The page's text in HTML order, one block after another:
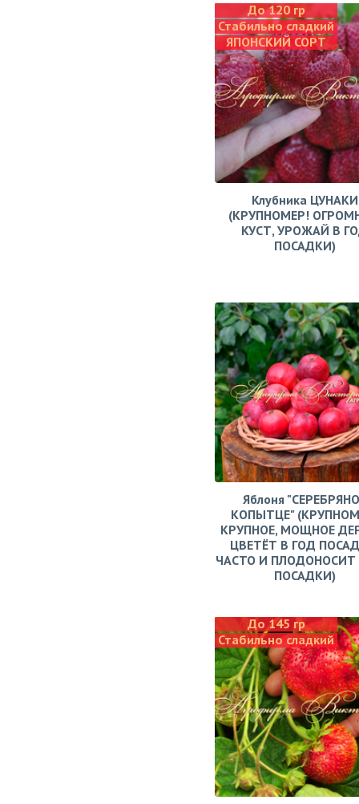
До 120 гр
Стабильно сладкий
ЯПОНСКИЙ СОРТ
Клубника ЦУНАКИ
(КРУПНОМЕР!
КУСТ, УРОЖАЙ В
ПОСАДКИ)
Яблоня
КОПЫТЦЕ"
КРУПНОЕ, МОЩНОЕ
ЦВЕТЁТ В ГОД
ЧАСТО И ПЛОДОНОСИТ
ПОСАДКИ)
До 145 гр
Стабильно сладкий